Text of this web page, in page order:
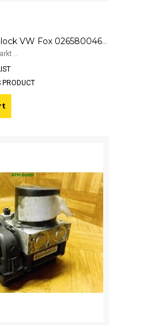
ABS Hydraulikblock VW Fox 0265800468 5Z0907379A
..
PRODUCT